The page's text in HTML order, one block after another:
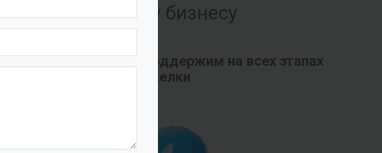
вашему бизнесу
Поддержим на всех этапах
сделки